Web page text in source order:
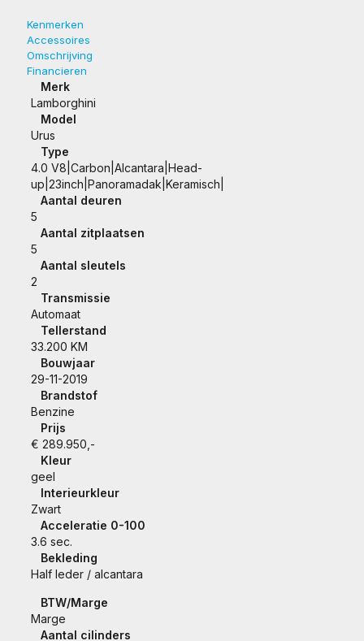
Kenmerken
Accessoires
Omschrijving
Financieren
Merk
Lamborghini
Model
Urus
Type
4.0 V8|Carbon|Alcantara|Head-
up|23inch|Panoramadak|Keramisch|
Aantal deuren
5
Aantal zitplaatsen
5
Aantal sleutels
2
Transmissie
Automaat
Tellerstand
33.200 KM
Bouwjaar
29-11-2019
Brandstof
Benzine
Prijs
€ 289.950,-
Kleur
geel
Interieurkleur
Zwart
Acceleratie 0-100
3.6 sec.
Bekleding
Half leder / alcantara
BTW/Marge
Marge
Aantal cilinders